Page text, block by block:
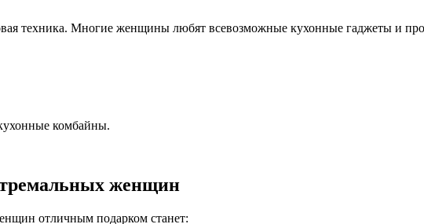
техника. Многие женщины любят всевозможные кухонные гаджеты и
комбайны.
женщин
отличным подарком станет: